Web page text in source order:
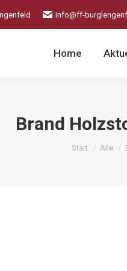
info@ff-
Home
Brand
Sie befinden
Start Alle